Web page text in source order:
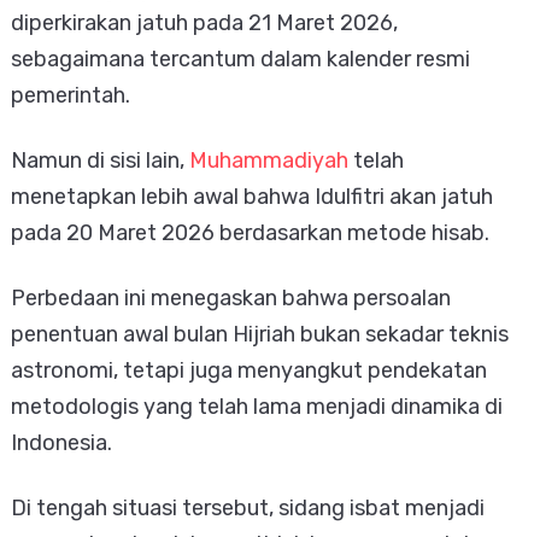
diperkirakan jatuh pada 21 Maret 2026,
sebagaimana tercantum dalam kalender resmi
pemerintah.
Namun di sisi lain, Muhammadiyah telah
menetapkan lebih awal bahwa Idulfitri akan jatuh
pada 20 Maret 2026 berdasarkan metode hisab.
Perbedaan ini menegaskan bahwa persoalan
penentuan awal bulan Hijriah bukan sekadar teknis
astronomi, tetapi juga menyangkut pendekatan
metodologis yang telah lama menjadi dinamika di
Indonesia.
Di tengah situasi tersebut, sidang isbat menjadi